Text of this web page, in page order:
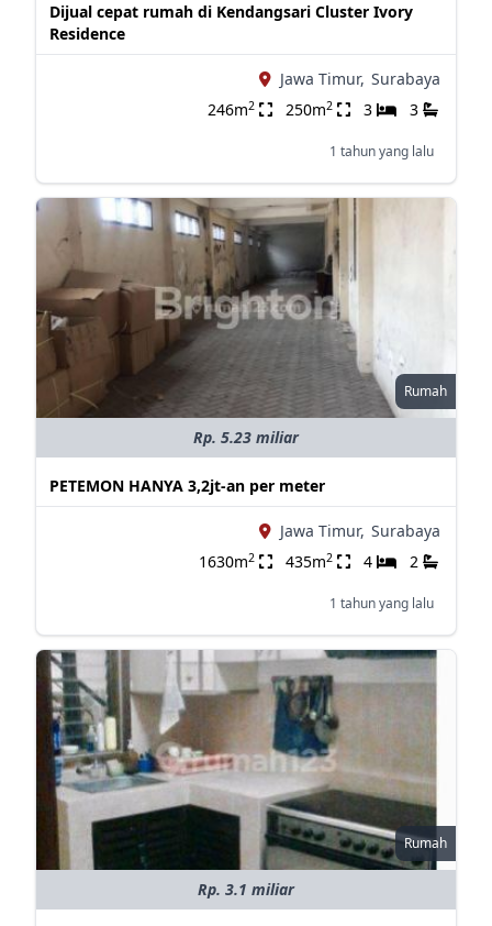
Dijual cepat rumah di Kendangsari Cluster Ivory
Residence
Jawa Timur, Surabaya
246m2 250m2 3 3
1 tahun yang lalu
Rumah
Rp. 5.23 miliar
PETEMON HANYA 3,2jt-an per meter
Jawa Timur, Surabaya
1630m2 435m2 4 2
1 tahun yang lalu
Rumah
Rp. 3.1 miliar